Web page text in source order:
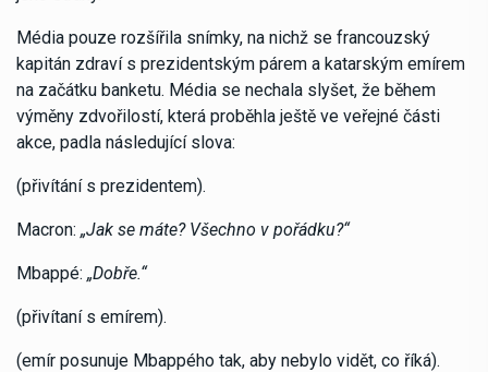
Média pouze rozšířila snímky, na nichž se francouzský
kapitán zdraví s prezidentským párem a katarským emírem
na začátku banketu. Média se nechala slyšet, že během
výměny zdvořilostí, která proběhla ještě ve veřejné části
akce, padla následující slova:
(přivítání s prezidentem).
Macron: „Jak se máte? Všechno v pořádku?“
Mbappé: „Dobře.“
(přivítaní s emírem).
(emír posunuje Mbappého tak, aby nebylo vidět, co říká).